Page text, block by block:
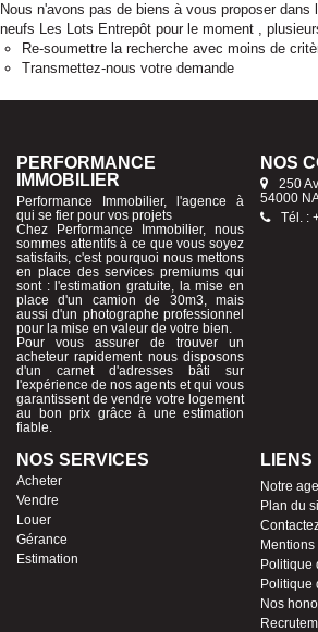
Nous n'avons pas de biens à vous proposer dans
neufs Les Lots Entrepôt pour le moment ,
Re-soumettre la recherche avec moins de
Transmettez-nous votre demande
PERFORMANCE
IMMOBILIER
Performance Immobilier, l'agence à
qui se fier pour vos projets
Chez Performance Immobilier, nous
sommes attentifs à ce que vous soyez
satisfaits, c'est pourquoi nous mettons
en place des services premiums qui
sont : l'estimation gratuite, la mise en
place d'un camion de 30m3, mais
aussi d'un photographe professionnel
pour la mise en valeur de votre bien.
Pour vous assurer de trouver un
acheteur rapidement nous disposons
d'un carnet d'adresses bâti sur
l'expérience de nos agents et qui vous
garantissent de vendre votre logement
au bon prix grâce à une estimation
fiable.
NOS
250
54000
Tél. :
NOS SERVICES
Acheter
Vendre
Louer
Gérance
Estimation
LIENS
Notre
Plan du
Mentions
Politique
Politique
Nos